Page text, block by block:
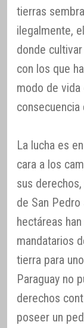
tierras
ilegalmente,
donde
con los que
modo de
La lucha es
cara a los
sus
de San
hectáreas
mandatarios
tierra para
Paraguay no
derechos
poseer un